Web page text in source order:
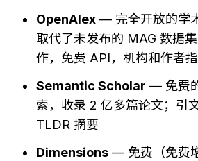
OpenAlex — 完全开放的学
取代了未发布的 MAG 数据
作，免费 API，机构和作者
Semantic Scholar — 免费
索，收录 2 亿多篇论文；引
TLDR 摘要
Dimensions — 免费（免费